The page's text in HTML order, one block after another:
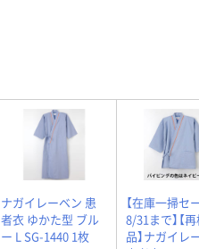
ナガイレーベン 患
者衣 ゆかた型 ブル
ー L SG-1440 1枚
【在庫一掃セ
8/31まで】【
品】ナガイレ